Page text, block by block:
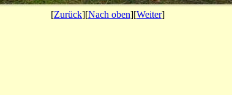
[Zurück][Nach oben][Weiter]